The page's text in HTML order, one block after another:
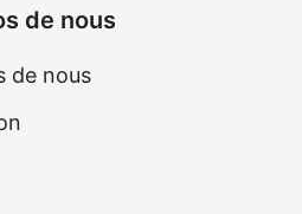
de nous
de nous